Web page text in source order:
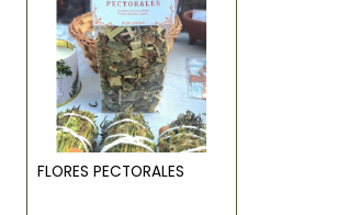
FLORES PECTORALES